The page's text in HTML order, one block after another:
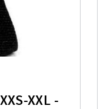
XXL -